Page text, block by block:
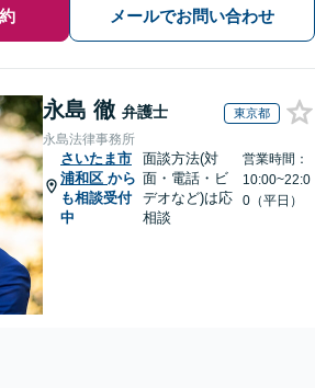
メールでお問い合わせ
永島 徹 弁護士 東京都
永島法律事務所
さいたま市
浦和区 から
も相談受付
中
面談方法(対
面・電話・ビ
デオなど)は応
相談
営業時間：
10:00~22:0
0（平日）